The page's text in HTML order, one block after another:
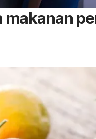
makanan